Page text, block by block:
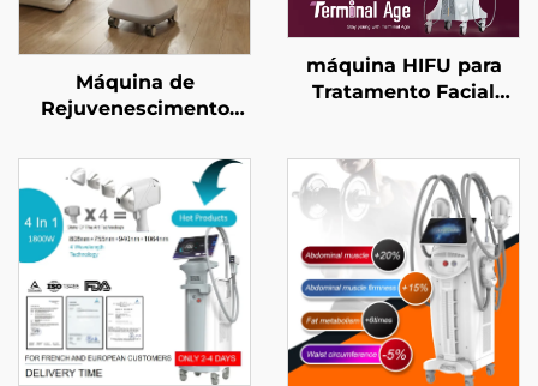
Máquina de
Rejuvenescimento
Microagulhamento em
Ouro e
Radiofrequência de
Dupla Frequência (1/2
máquina HIFU para
Tratamento Facial
Facial, Firmamento
Cutâneo e Modelagem
Corporal para Idade
Avançada